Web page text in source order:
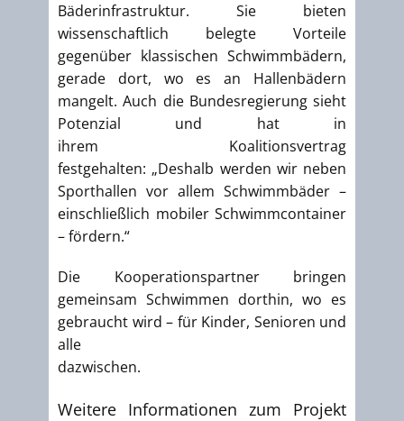
Bäderinfrastruktur. Sie bieten
wissenschaftlich belegte Vorteile
gegenüber klassischen Schwimmbädern,
gerade dort, wo es an Hallenbädern
mangelt. Auch die Bundesregierung sieht
Potenzial und hat in
ihrem Koalitionsvertrag
festgehalten: „Deshalb werden wir neben
Sporthallen vor allem Schwimmbäder –
einschließlich mobiler Schwimmcontainer
– fördern.“
Die Kooperationspartner bringen
gemeinsam Schwimmen dorthin, wo es
gebraucht wird – für Kinder, Senioren und
alle
dazwischen.
Weitere Informationen zum Projekt